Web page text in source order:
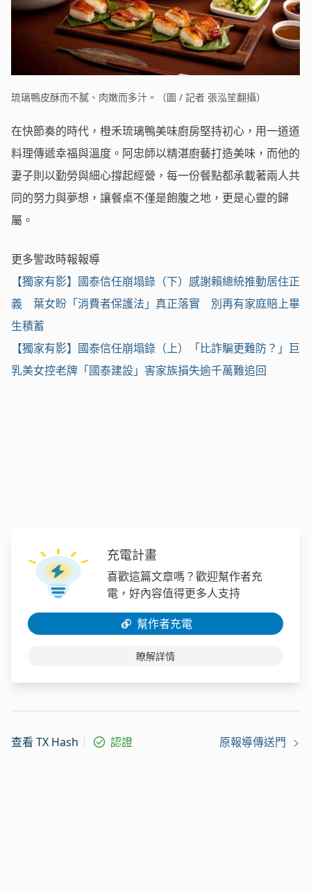
琉璃鴨皮酥而不膩、肉嫩而多汁。（圖 / 記者 張泓笙翻攝）
在快節奏的時代，橙禾琉璃鴨美味廚房堅持初心，用一道道
料理傳遞幸福與溫度。阿忠師以精湛廚藝打造美味，而他的
妻子則以勤勞與細心撐起經營，每一份餐點都承載著兩人共
同的努力與夢想，讓餐桌不僅是飽腹之地，更是心靈的歸
屬。
更多警政時報報導
【獨家有影】國泰信任崩塌錄（下）感謝賴總統推動居住正
義 葉女盼「消費者保護法」真正落實 別再有家庭賠上畢
生積蓄
【獨家有影】國泰信任崩塌錄（上）「比詐騙更難防？」巨
乳美女控老牌「國泰建設」害家族損失逾千萬難追回
充電計畫
喜歡這篇文章嗎？歡迎幫作者充
電，好內容值得更多人支持
幫作者充電
瞭解詳情
查看 TX Hash 認證 原報導傳送門